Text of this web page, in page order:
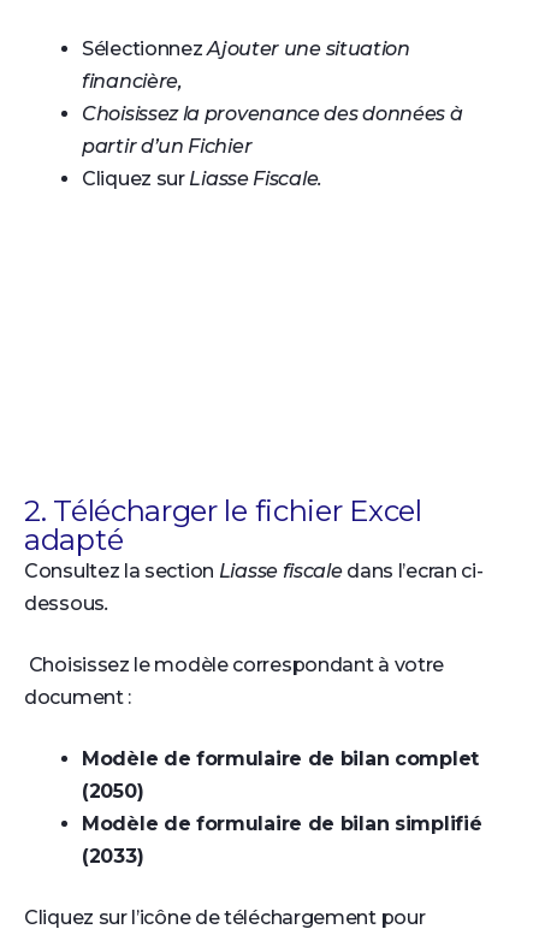
SélectionnezAjouter une situation
financière,
Choisissez la provenance des données à
partir d’un Fichier
Cliquez sur Liasse Fiscale.
2. Télécharger le fichier Excel
adapté
Consultez la section Liasse fiscaledans l’ecran ci-
dessous.
Choisissez le modèle correspondant à votre
document :
Modèle de formulaire de bilan complet
(2050)
Modèle de formulaire de bilan simplifié
(2033)
Cliquez sur l’icône de téléchargement pour